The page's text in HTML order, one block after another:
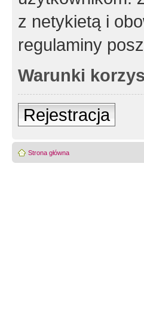
z netykietą i
regulaminy
Warunki
Rejestracja
Strona główna